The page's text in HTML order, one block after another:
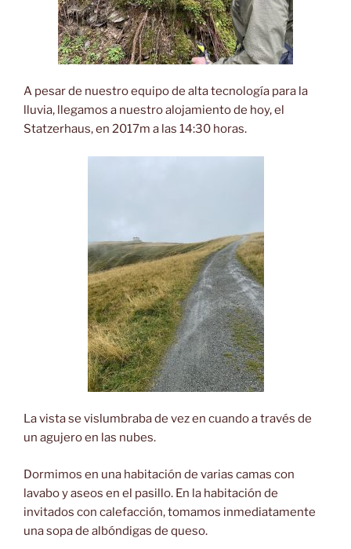
A pesar de nuestro equipo de alta tecnología para la
lluvia, llegamos a nuestro alojamiento de hoy, el
Statzerhaus, en 2017m a las 14:30 horas.
La vista se vislumbraba de vez en cuando a través de
un agujero en las nubes.
Dormimos en una habitación de varias camas con
lavabo y aseos en el pasillo. En la habitación de
invitados con calefacción, tomamos inmediatamente
una sopa de albóndigas de queso.